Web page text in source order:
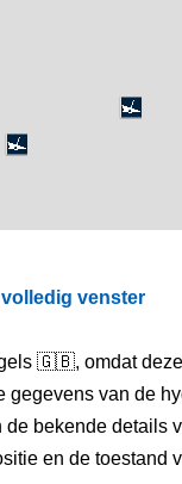
venster
🇬🇧, omdat
van de
bekende details
en de toestand